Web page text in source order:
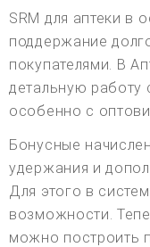
SRM для аптеки в
поддержание
покупателями. В
детальную работу
особенно с
Бонусные
удержания и
Для этого в
возможности.
можно построить